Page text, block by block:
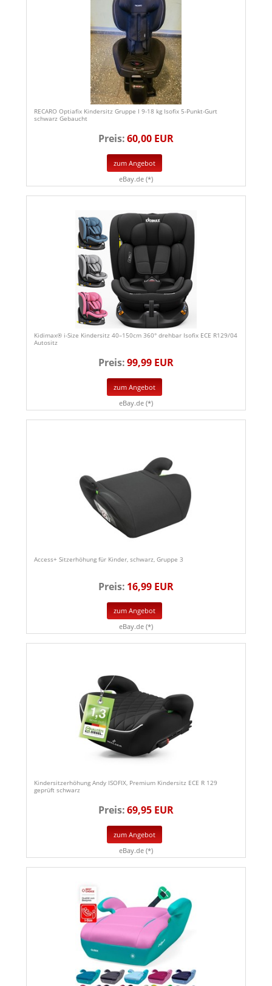
RECARO Optiafix Kindersitz Gruppe I 9-18 kg Isofix 5-Punkt-Gurt
schwarz Gebaucht
Preis:60,00 EUR
zum Angebot
eBay.de (*)
Kidimax® i-Size Kindersitz 40–150cm 360° drehbar Isofix ECE R129/04
Autositz
Preis:99,99 EUR
zum Angebot
eBay.de (*)
Access+ Sitzerhöhung für Kinder, schwarz, Gruppe 3
Preis: 16,99 EUR
zum Angebot
eBay.de (*)
Kindersitzerhöhung Andy ISOFIX, Premium Kindersitz ECE R 129
geprüft schwarz
Preis:69,95 EUR
zum Angebot
eBay.de (*)